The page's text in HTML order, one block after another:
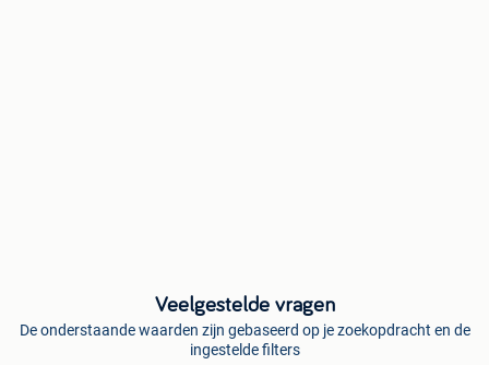
Veelgestelde vragen
De onderstaande waarden zijn gebaseerd op je zoekopdracht en de
ingestelde filters